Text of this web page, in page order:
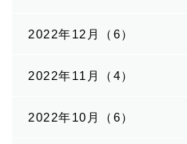
2022年12月（6）
2022年11月（4）
2022年10月（6）